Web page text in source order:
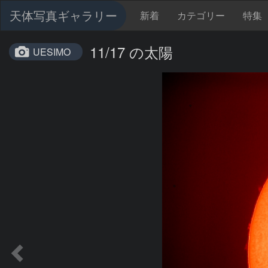
天体写真ギャラリー 新着 カテゴリー 特集
UESIMO 11/17 の太陽